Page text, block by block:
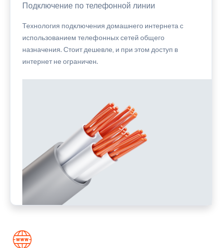
Подключение по телефонной линии
Технология подключения домашнего интернета с
использованием телефонных сетей общего
назначения. Стоит дешевле, и при этом доступ в
интернет не ограничен.